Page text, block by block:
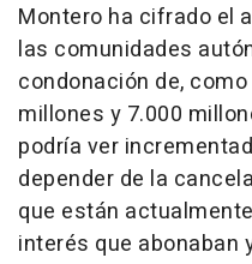
Montero ha cifrado el
las comunidades
condonación de,
millones y 7.000
podría ver
depender de la
que están
interés que abonaban